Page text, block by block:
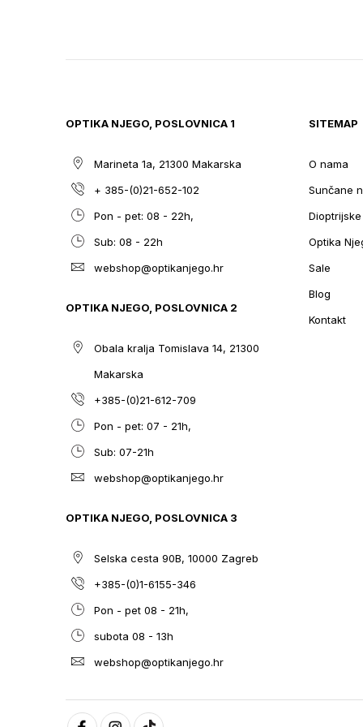
OF
GALLERY
OPTIKA NJEGO, POSLOVNICA 1
Marineta 1a, 21300 Makarska
+ 385-(0)21-652-102
Pon - pet: 08 - 22h,
Sub: 08 - 22h
webshop@optikanjego.hr
OPTIKA NJEGO, POSLOVNICA 2
Obala kralja Tomislava 14, 21300
Makarska
+385-(0)21-612-709
Pon - pet: 07 - 21h,
Sub: 07-21h
webshop@optikanjego.hr
OPTIKA NJEGO, POSLOVNICA 3
Selska cesta 90B, 10000 Zagreb
+385-(0)1-6155-346
Pon - pet 08 - 21h,
subota 08 - 13h
webshop@optikanjego.hr
SITEMAP
O nama
Sunčane
Optika
Sale
Blog
Kontakt